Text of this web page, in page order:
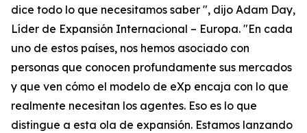
dice todo lo que necesitamos saber ", dijo Adam Day,
Líder de Expansión Internacional – Europa. "En cada
uno de estos países, nos hemos asociado con
personas que conocen profundamente sus mercados
y que ven cómo el modelo de eXp encaja con lo que
realmente necesitan los agentes. Eso es lo que
distingue a esta ola de expansión. Estamos lanzando